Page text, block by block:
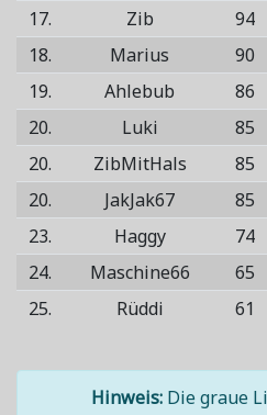
17. Zib 94
18. Marius 90
19.
Ahlebub 86
20. Luki 85
20. ZibMitHals 85
20. JakJak67 85
23. Haggy 74
24.
Maschine66 65
25.
Rüddi 61
Hinweis: Die graue